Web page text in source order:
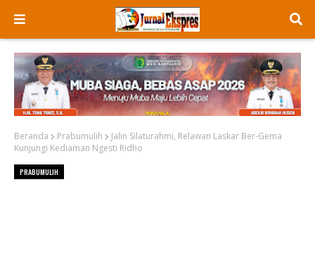
Beranda Prabumulih
Jalin Silaturahmi, Relawan Laskar Ber-Gema
Kunjungi Kediaman Ngesti Ridho
PRABUMULIH